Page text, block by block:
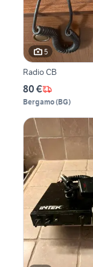
5
Radio CB
80 €
Bergamo(BG)